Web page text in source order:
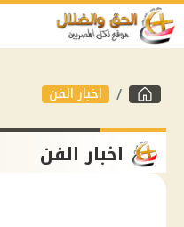
اخبار الفن
اخبار الفن